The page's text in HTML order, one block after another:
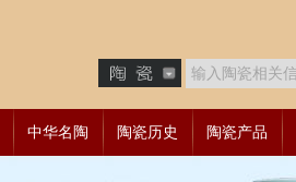
中华名陶 陶瓷历史 陶瓷产品